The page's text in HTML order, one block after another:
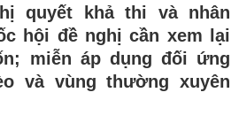
quyết khả thi và nhân
hội đề nghị cần xem lại
miễn áp dụng đối ứng
và vùng thường xuyên